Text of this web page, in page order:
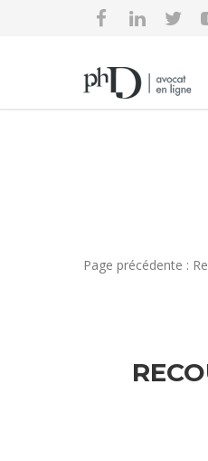
Page précédente :